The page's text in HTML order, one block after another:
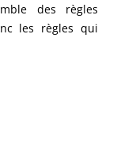
des règles
les règles qui